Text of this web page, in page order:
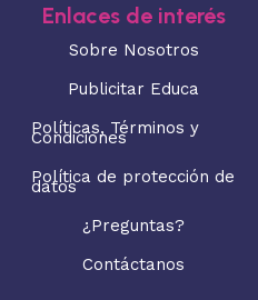
Enlaces de interés
Sobre Nosotros
Publicitar Educa
Políticas, Términos y
Condiciones
Política de protección de
datos
¿Preguntas?
Contáctanos